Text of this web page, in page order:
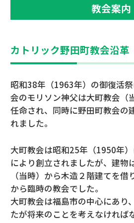
教会案内
カトリック野田町教会沿革
昭和38年（1963年）の御復活
会のモリソン神父は大町教会（
任命され、同時に野田町教会の
れました。
大町教会は昭和25年（1950年
により創立されましたが、建物
（当時）から木造２階建てを
から臨時の教会でした。
大町教会は福島市の中心にあり
たが将来のことを考えなければ